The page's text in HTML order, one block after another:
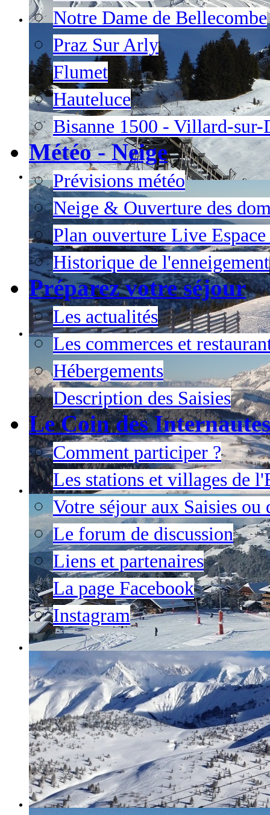
Notre Dame de Bellecombe
Praz Sur Arly
Flumet
Hauteluce
Bisanne 1500 - Villard-sur-
Météo - Neige
Prévisions météo
Neige & Ouverture des
Plan ouverture Live
Historique de l'enneigement
Préparez votre séjour
Les actualités
Les commerces et
Hébergements
Description des Saisies
Le Coin des Internautes
Comment participer ?
Les stations et villages de
Votre séjour aux Saisies ou
Le forum de discussion
Liens et partenaires
La page Facebook
Instagram